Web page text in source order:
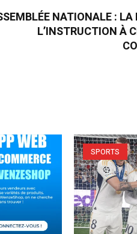
NATIONALE : LA
L’INSTRUCTION À
SPORTS